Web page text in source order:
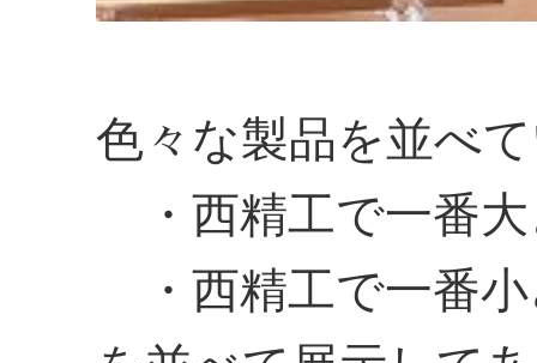
色々な製品を並べ
・西精工で一番
・西精工で一番